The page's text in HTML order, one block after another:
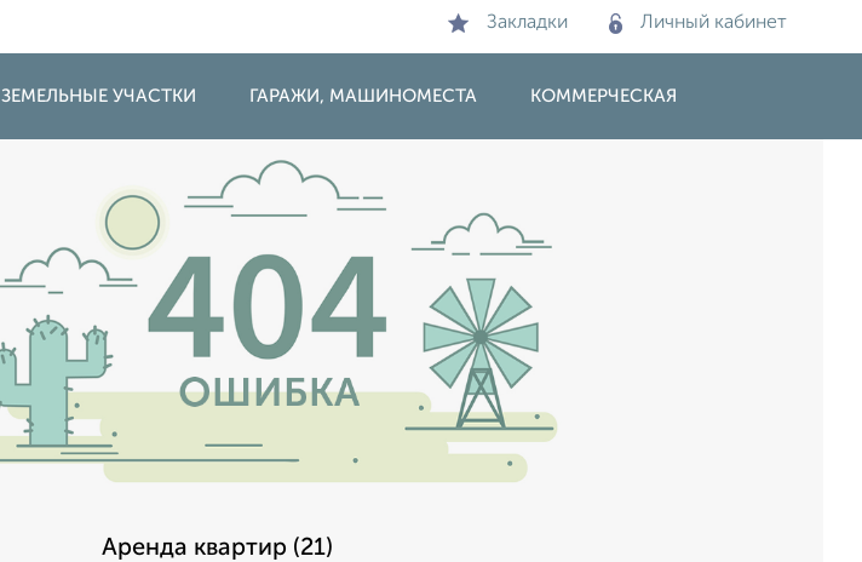
Закладки Личный кабинет
ЗЕМЕЛЬНЫЕ УЧАСТКИ ГАРАЖИ, МАШИНОМЕСТА КОММЕРЧЕСКАЯ
Аренда квартир (21)